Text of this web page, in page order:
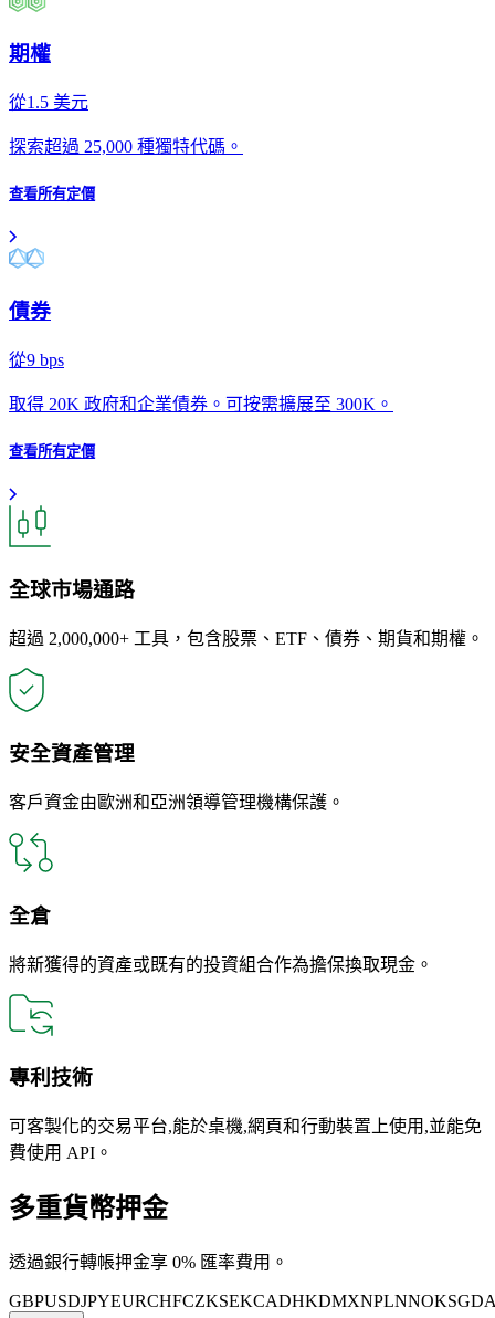
期權
從1.5 美元
探索超過 25,000 種獨特代碼。
查看所有定價
債券
從9 bps
取得 20K 政府和企業債券。可按需擴展至 300K。
查看所有定價
全球市場通路
超過 2,000,000+ 工具，包含股票、ETF、債券、期貨和期權。
安全資產管理
客戶資金由歐洲和亞洲領導管理機構保護。
全倉
將新獲得的資產或既有的投資組合作為擔保換取現金。
專利技術
可客製化的交易平台,能於桌機,網頁和行動裝置上使用,並能免
費使用 API。
多重貨幣押金
透過銀行轉帳押金享 0% 匯率費用。
GBPUSDJPYEURCHFCZKSEKCADHKDMXNPLNNOKSGD